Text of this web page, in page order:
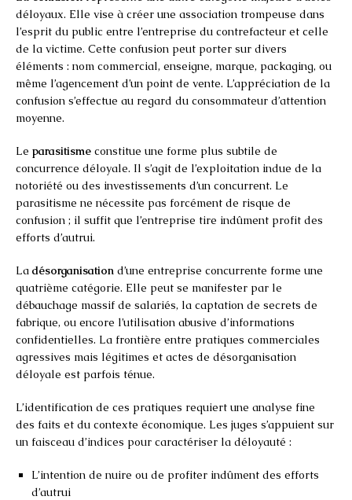
déloyaux. Elle vise à créer une association trompeuse dans
l’esprit du public entre l’entreprise du contrefacteur et celle
de la victime. Cette confusion peut porter sur divers
éléments : nom commercial, enseigne, marque, packaging, ou
même l’agencement d’un point de vente. L’appréciation de la
confusion s’effectue au regard du consommateur d’attention
moyenne.
Le parasitisme constitue une forme plus subtile de
concurrence déloyale. Il s’agit de l’exploitation indue de la
notoriété ou des investissements d’un concurrent. Le
parasitisme ne nécessite pas forcément de risque de
confusion ; il suffit que l’entreprise tire indûment profit des
efforts d’autrui.
La désorganisation d’une entreprise concurrente forme une
quatrième catégorie. Elle peut se manifester par le
débauchage massif de salariés, la captation de secrets de
fabrique, ou encore l’utilisation abusive d’informations
confidentielles. La frontière entre pratiques commerciales
agressives mais légitimes et actes de désorganisation
déloyale est parfois ténue.
L’identification de ces pratiques requiert une analyse fine
des faits et du contexte économique. Les juges s’appuient sur
un faisceau d’indices pour caractériser la déloyauté :
L’intention de nuire ou de profiter indûment des efforts
d’autrui